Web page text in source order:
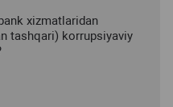
xizmatlaridan
tashqari) korrupsiyaviy